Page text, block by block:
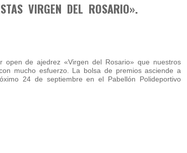
VIRGEN DEL ROSARIO».
open de ajedrez «Virgen del Rosario» que nuestros
mucho esfuerzo. La bolsa de premios asciende a
24 de septiembre en el Pabellón Polideportivo